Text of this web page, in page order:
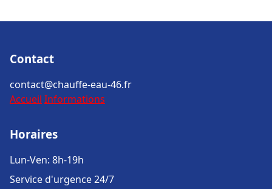
Contact
contact@chauffe-eau-46.fr
Accueil Informations
Horaires
Lun-Ven: 8h-19h
Service d'urgence 24/7